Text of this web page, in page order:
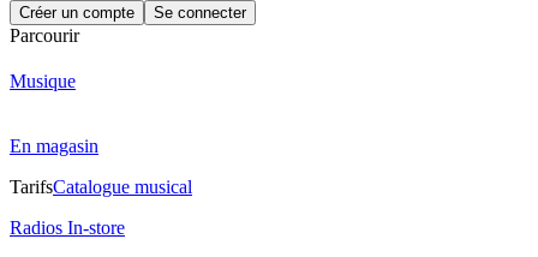
Créer un compte Se connecter
Parcourir
Musique
En magasin
TarifsCatalogue musical
Radios In-store